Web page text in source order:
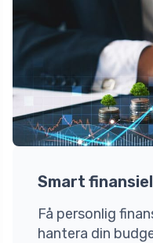
Smart
Få personlig
hantera din